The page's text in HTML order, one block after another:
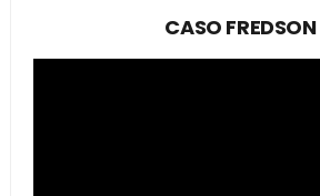
CASO FREDSON